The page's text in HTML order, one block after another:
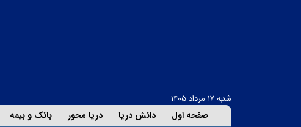
شنبه ۱۷ مرداد ۱۴۰۵
صفحه اول دانش دریا دریا محور بانک و بیمه